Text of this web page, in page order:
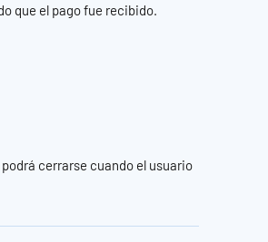
que el pago fue recibido.
cerrarse cuando el usuario